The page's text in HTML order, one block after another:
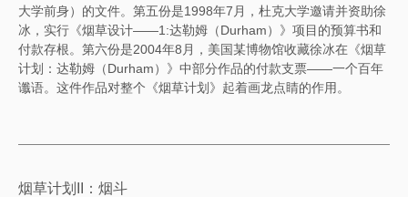
大学前身）的文件。第五份是1998年7月，杜克大学邀请并资助徐
冰，实行《烟草设计——1:达勒姆（Durham）》项目的预算书和
付款存根。第六份是2004年8月，美国某博物馆收藏徐冰在《烟草
计划：达勒姆（Durham）》中部分作品的付款支票——一个百年
谶语。这件作品对整个《烟草计划》起着画龙点睛的作用。
烟草计划II：烟斗